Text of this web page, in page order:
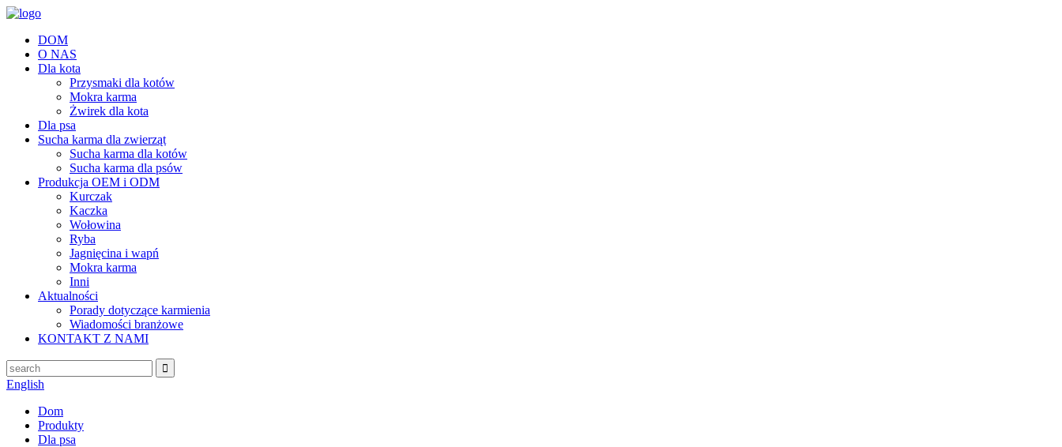
DOM
O NAS
Dla kota
Przysmaki dla kotów
Mokra karma
Żwirek dla kota
Dla psa
Sucha karma dla zwierząt
Sucha karma dla kotów
Sucha karma dla psów
Produkcja OEM i ODM
Kurczak
Kaczka
Wołowina
Ryba
Jagnięcina i wapń
Mokra karma
Inni
Aktualności
Porady dotyczące karmienia
Wiadomości branżowe
KONTAKT Z NAMI
English
Dom
Produkty
Dla psa